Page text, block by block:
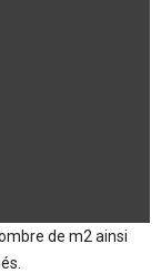
de m2 ainsi